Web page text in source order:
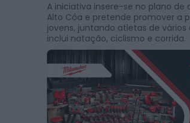
A iniciativa insere-se no plano de
Alto Côa e pretende promover a
jovens, juntando atletas de
inclui natação, ciclismo e corrida.